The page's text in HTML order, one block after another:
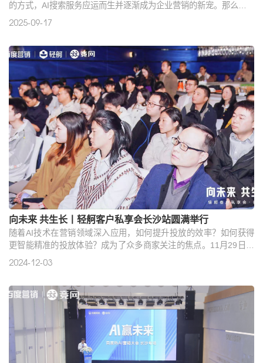
的方式，AI搜索服务应运而生并逐渐成为企业营销的新宠。那么，AI
搜索服务到底好用吗？又该如何选择性价比高的AI搜索服务呢？湖
2025-09-17
向未来 共生长丨轻舸客户私享会长沙站圆满举行
随着AI技术在营销领域深入应用，如何提升投放的效率？如何获得
更智能精准的投放体验？成为了众多商家关注的焦点。11月29日，
“向未来共生长”轻舸客户私享会长沙站活动顺利举行。本次活动由百
新功能与平台价值，助力湖湘企业开启智能营销的新征程。会上，
百度商业广告平台主任产品架构师李琦带来百度新一代营销平..
2024-12-03